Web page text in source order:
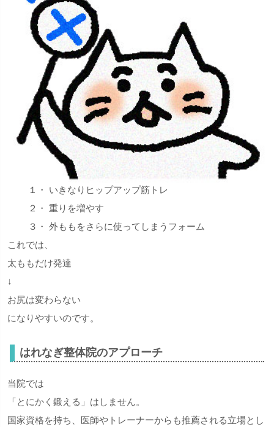
１・ いきなりヒップアップ筋トレ
２・ 重りを増やす
３・ 外ももをさらに使ってしまうフォーム
これでは、
太ももだけ発達
↓
お尻は変わらない
になりやすいのです。
はれなぎ整体院のアプローチ
当院では
「とにかく鍛える」はしません。
国家資格を持ち、医師やトレーナーからも推薦される立場とし